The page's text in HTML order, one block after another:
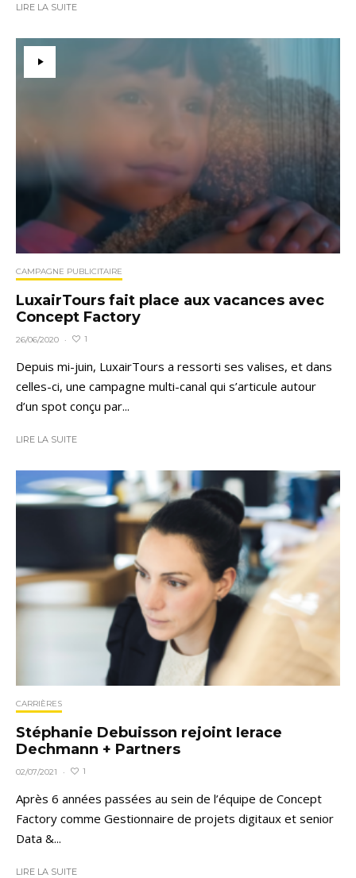
LIRE LA SUITE
CAMPAGNE PUBLICITAIRE
LuxairTours fait place aux vacances avec
Concept Factory
26/06/2020 · 1
Depuis mi-juin, LuxairTours a ressorti ses valises, et dans
celles-ci, une campagne multi-canal qui s’articule autour
d’un spot conçu par...
LIRE LA SUITE
CARRIÈRES
Stéphanie Debuisson rejoint Ierace
Dechmann + Partners
02/07/2021 · 1
Après 6 années passées au sein de l’équipe de Concept
Factory comme Gestionnaire de projets digitaux et senior
Data &...
LIRE LA SUITE